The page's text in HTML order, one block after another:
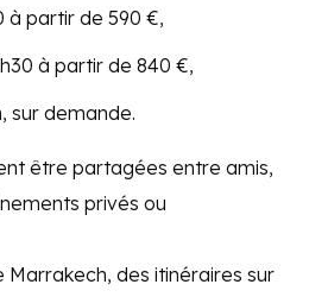
à partir de 590 €,
à partir de 840 €,
sur demande.
être partagées entre amis,
privés ou
des itinéraires sur